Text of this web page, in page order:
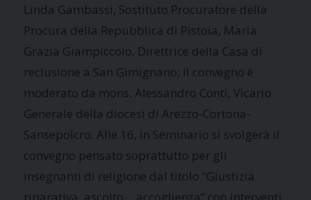
Linda Gambassi, Sostituto Procuratore della
Procura della Repubblica di Pistoia, Maria
Grazia Giampiccolo, Direttrice della Casa di
reclusione a San Gimignano; il convegno è
moderato da mons. Alessandro Conti, Vicario
Generale della diocesi di Arezzo-Cortona-
Sansepolcro. Alle 16, in Seminario si svolgerà il
convegno pensato soprattutto per gli
insegnanti di religione dal titolo “Giustizia
riparativa, ascolto….accoglienza” con interventi